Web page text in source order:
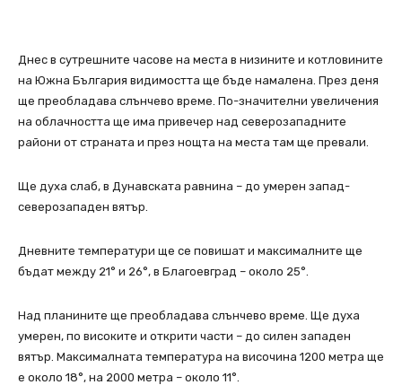
Днес в сутрешните часове на места в низините и котловините
на Южна България видимостта ще бъде намалена. През деня
ще преобладава слънчево време. По-значителни увеличения
на облачността ще има привечер над северозападните
райони от страната и през нощта на места там ще превали.
Ще духа слаб, в Дунавската равнина – до умерен запад-
северозападен вятър.
Дневните температури ще се повишат и максималните ще
бъдат между 21° и 26°, в Благоевград – около 25°.
Над планините ще преобладава слънчево време. Ще духа
умерен, по високите и открити части – до силен западен
вятър. Максималната температура на височина 1200 метра ще
е около 18°, на 2000 метра – около 11°.